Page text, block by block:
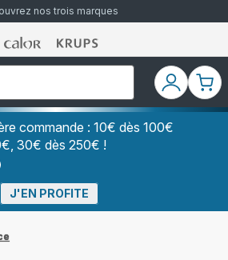
nos trois marques
Accueil
Rowenta
Accueil
Rowenta
Mon
compte
Mon
commande : 10€ dès 100€
30€ dès 250€ !
J'EN PROFITE